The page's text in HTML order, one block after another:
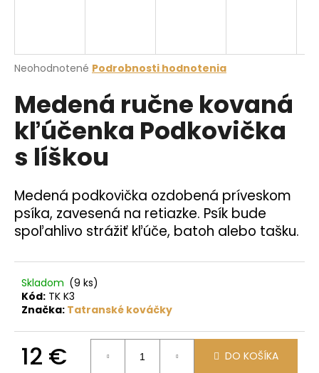
Priemerné
produktu
je
0,0
5
hviezdičiek.
Neohodnotené Podrobnosti hodnotenia
Medená ručne kovaná
kľúčenka Podkovička
s líškou
Medená podkovička ozdobená príveskom
psíka, zavesená na retiazke. Psík bude
spoľahlivo strážiť kľúče, batoh alebo tašku.
Skladom (9 ks)
Kód: TK K3
Značka: Tatranské kováčky
12 € DO KOŠÍKA
s
ť
?
O
d
p
ú
a
m